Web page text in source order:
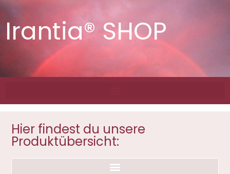
Irantia® SHOP
Hier findest du unsere
Produktübersicht: